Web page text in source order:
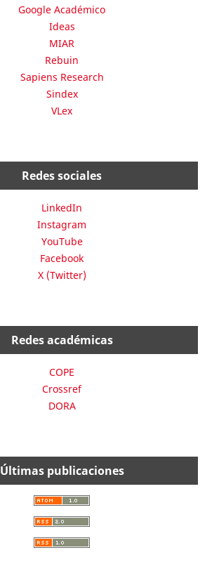
Google Académico
Ideas
MIAR
Rebuin
Sapiens Research
Sindex
VLex
Redes sociales
LinkedIn
Instagram
YouTube
Facebook
X (Twitter)
Redes académicas
COPE
Crossref
DORA
Últimas publicaciones